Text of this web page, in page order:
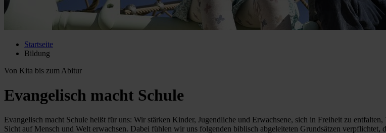
Startseite
Bildung
Von Kita bis zum Abitur
Evangelisch macht Schule
Evangelisch macht Schule heißt für uns: Wir stärken Kinder, Jugendliche und Erwachsene, sich in Freiheit zu
Sicht auf Mensch und Welt erwachsen. Dabei fühlen wir uns folgenden biblisch abgeleiteten Grundsätzen verpflichtet,